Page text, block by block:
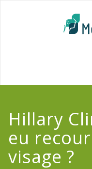
Hillary
eu
visage ?